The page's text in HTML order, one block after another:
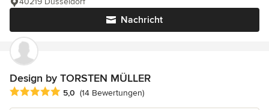
Nachricht
Design by TORSTEN MÜLLER
Durchschnittliche Bewertung: 5 von 5 Sternen
5,0 (14 Bewertungen)